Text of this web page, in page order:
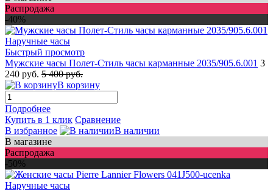
Распродажа
-40%
Быстрый просмотр
Мужские часы Полет-Стиль часы карманные 2035/905.6.001 3
240 руб. 5 400 руб.
В корзину
Подробнее
Купить в 1 клик Сравнение
В избранное
В наличии
В магазине
Распродажа
-50%